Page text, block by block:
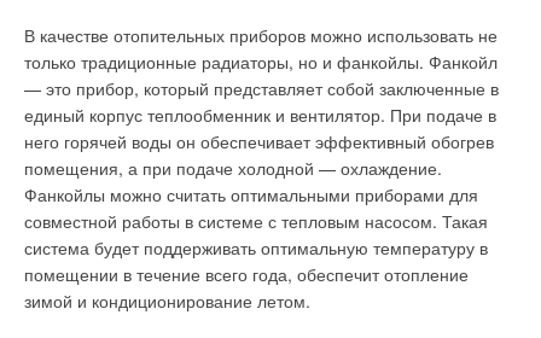
В качестве отопительных приборов можно использовать не
только традиционные радиаторы, но и фанкойлы. Фанкойл
— это прибор, который представляет собой заключенные в
единый корпус теплообменник и вентилятор. При подаче в
него горячей воды он обеспечивает эффективный обогрев
помещения, а при подаче холодной — охлаждение.
Фанкойлы можно считать оптимальными приборами для
совместной работы в системе с тепловым насосом. Такая
система будет поддерживать оптимальную температуру в
помещении в течение всего года, обеспечит отопление
зимой и кондиционирование летом.
При необходимости температура в любом из помещений
может быть скорректирована вручную по месту с помощью
переключателя на радиосервоприводе в диапазоне ± 3 °C.
Так, в нашем примере (рис. 2) приводы «А» и «В» работают
в режиме «комфорт» (17 °C), но на приводе «В» уставка
температуры скорректирована вручную до 20 °C.
Корректировка температуры на радиосервоприводе
производится с помощью переключателя (рис. 8).
Значение корректировки отображается соответствующим